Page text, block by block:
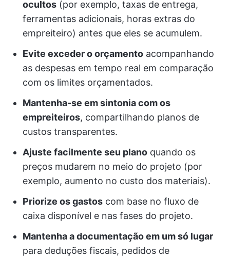
ocultos (por exemplo, taxas de entrega,
ferramentas adicionais, horas extras do
empreiteiro) antes que eles se acumulem.
Evite exceder o orçamento acompanhando
as despesas em tempo real em comparação
com os limites orçamentados.
Mantenha-se em sintonia com os
empreiteiros, compartilhando planos de
custos transparentes.
Ajuste facilmente seu plano quando os
preços mudarem no meio do projeto (por
exemplo, aumento no custo dos materiais).
Priorize os gastos com base no fluxo de
caixa disponível e nas fases do projeto.
Mantenha a documentação em um só lugar
para deduções fiscais, pedidos de